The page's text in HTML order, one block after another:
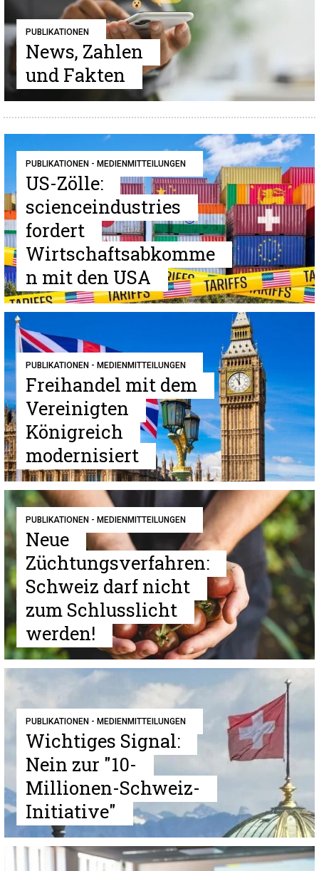
PUBLIKATIONEN
News, Zahlen
und Fakten
PUBLIKATIONEN - MEDIENMITTEILUNGEN
US-Zölle:
scienceindustries
fordert
Wirtschaftsabkomme
n mit den USA
PUBLIKATIONEN - MEDIENMITTEILUNGEN
Freihandel mit dem
Vereinigten
Königreich
modernisiert
PUBLIKATIONEN - MEDIENMITTEILUNGEN
Neue
Züchtungsverfahren:
Schweiz darf nicht
zum Schlusslicht
werden!
PUBLIKATIONEN - MEDIENMITTEILUNGEN
Wichtiges Signal:
Nein zur "10-
Millionen-Schweiz-
Initiative"